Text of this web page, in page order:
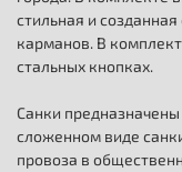
стильная и
карманов. В
стальных кнопках.
Санки
сложенном виде
провоза в